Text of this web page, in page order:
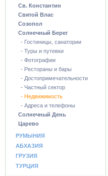
Св. Константин
Святой Влас
Созопол
Солнечный Берег
- Гостиницы, санатории
- Туры и путевки
- Фотографии
- Рестораны и бары
- Достопримечательности
- Частный сектор
- Недвижимость
- Адреса и телефоны
Солнечный День
Царево
РУМЫНИЯ
АБХАЗИЯ
ГРУЗИЯ
ТУРЦИЯ